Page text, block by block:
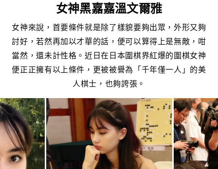
女神黑嘉嘉溫文爾雅
女神來說，首要條件就是除了樣貌要夠出眾，外形又夠
討好，若然再加以才華的話，便可以算得上是無敵，咁
當然，還未計性格。近日在日本圍棋界紅爆的圍棋女神
便正正擁有以上條件，更被被譽為「千年僅一人」的美
人棋士，也夠誇張。